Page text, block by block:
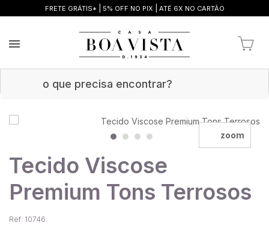
FRETE GRÁTIS* 5% OFF NO PIX ATÉ 6X NO CARTÃO
zoom
Tecido Viscose
Premium Tons Terrosos
Ref: 10746